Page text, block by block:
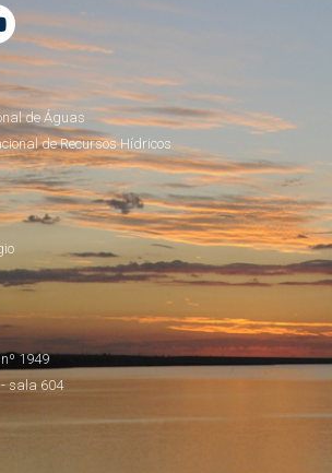
de Águas
de Recursos Hídricos
1949
sala 604